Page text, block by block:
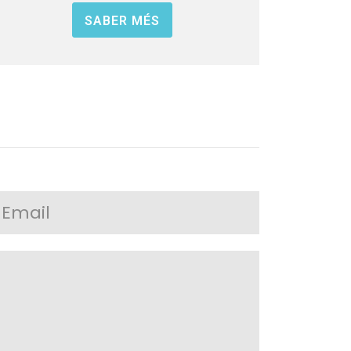
SABER MÉS